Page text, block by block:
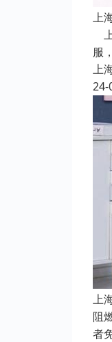
上
服
上
24-
上
阻
者